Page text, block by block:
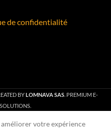
de confidentialité
BYLOMNAVA SAS. PREMIUM E-
votre expérience